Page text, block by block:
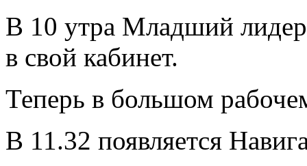
В 10 утра Младший
в свой кабинет.
Теперь в большом
В 11.32 появляется